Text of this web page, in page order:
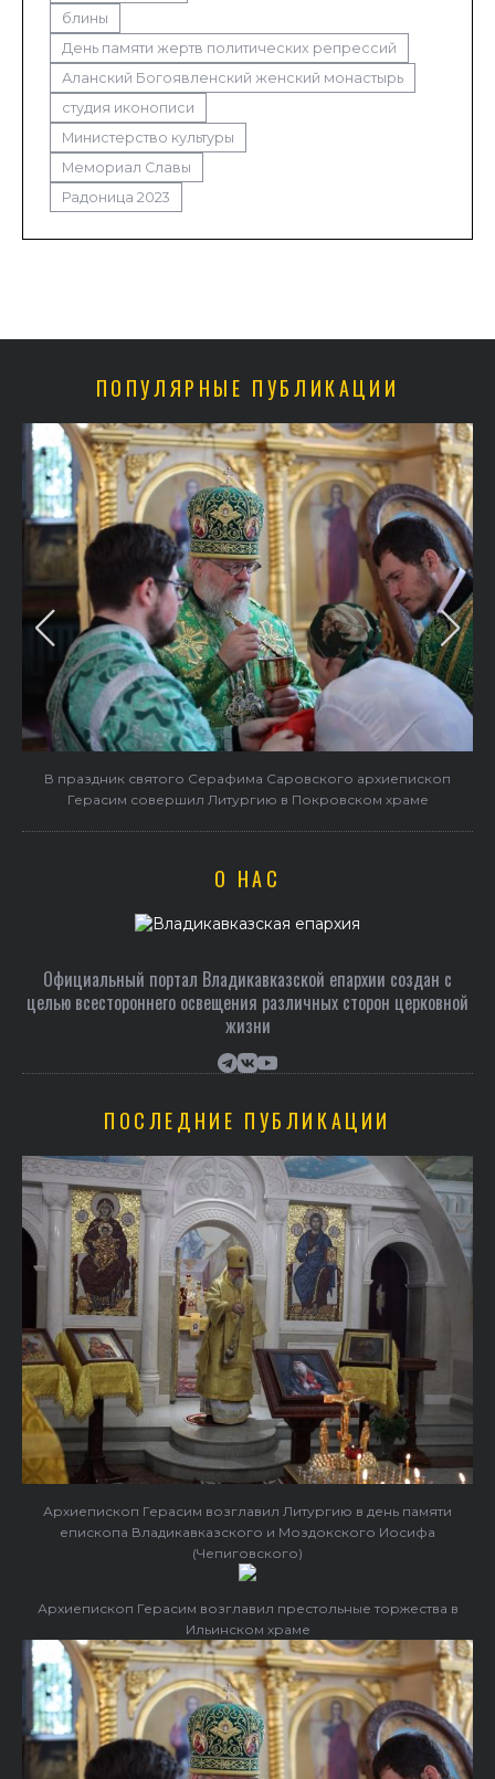
блины
День памяти жертв политических репрессий
Аланский Богоявленский женский монастырь
студия иконописи
Министерство культуры
Мемориал Славы
Радоница 2023
ПОПУЛЯРНЫЕ ПУБЛИКАЦИИ
В праздник святого Серафима Саровского архиепископ
Герасим совершил Литургию в Покровском храме
О НАС
Официальный портал Владикавказской епархии создан c
целью всестороннего освещения различных сторон церковной
жизни
ПОСЛЕДНИЕ ПУБЛИКАЦИИ
Архиепископ Герасим возглавил Литургию в день памяти
епископа Владикавказского и Моздокского Иосифа
(Чепиговского)
Архиепископ Герасим возглавил престольные торжества в
Ильинском храме